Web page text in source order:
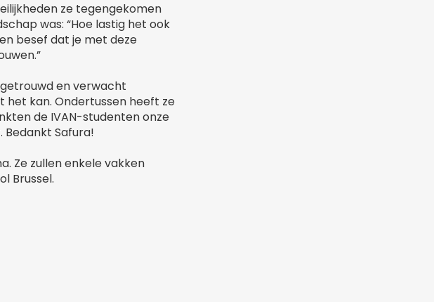
ze tegengekomen
was: “Hoe lastig het ook
besef dat je met deze
getrouwd en verwacht
het kan. Ondertussen heeft ze
de IVAN-studenten onze
Safura!
Ze zullen enkele vakken
Brussel.